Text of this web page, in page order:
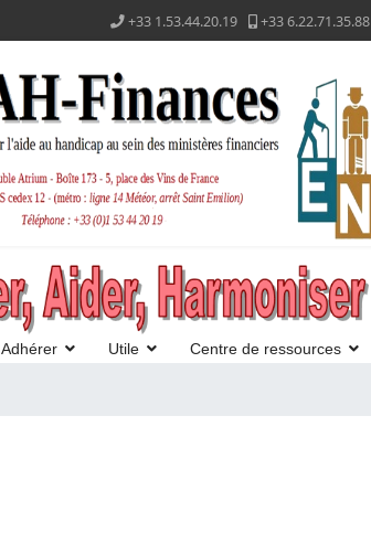
+33 1.53.44.20.19 +33 6.22.71.35.88
Adhérer Utile Centre de ressources